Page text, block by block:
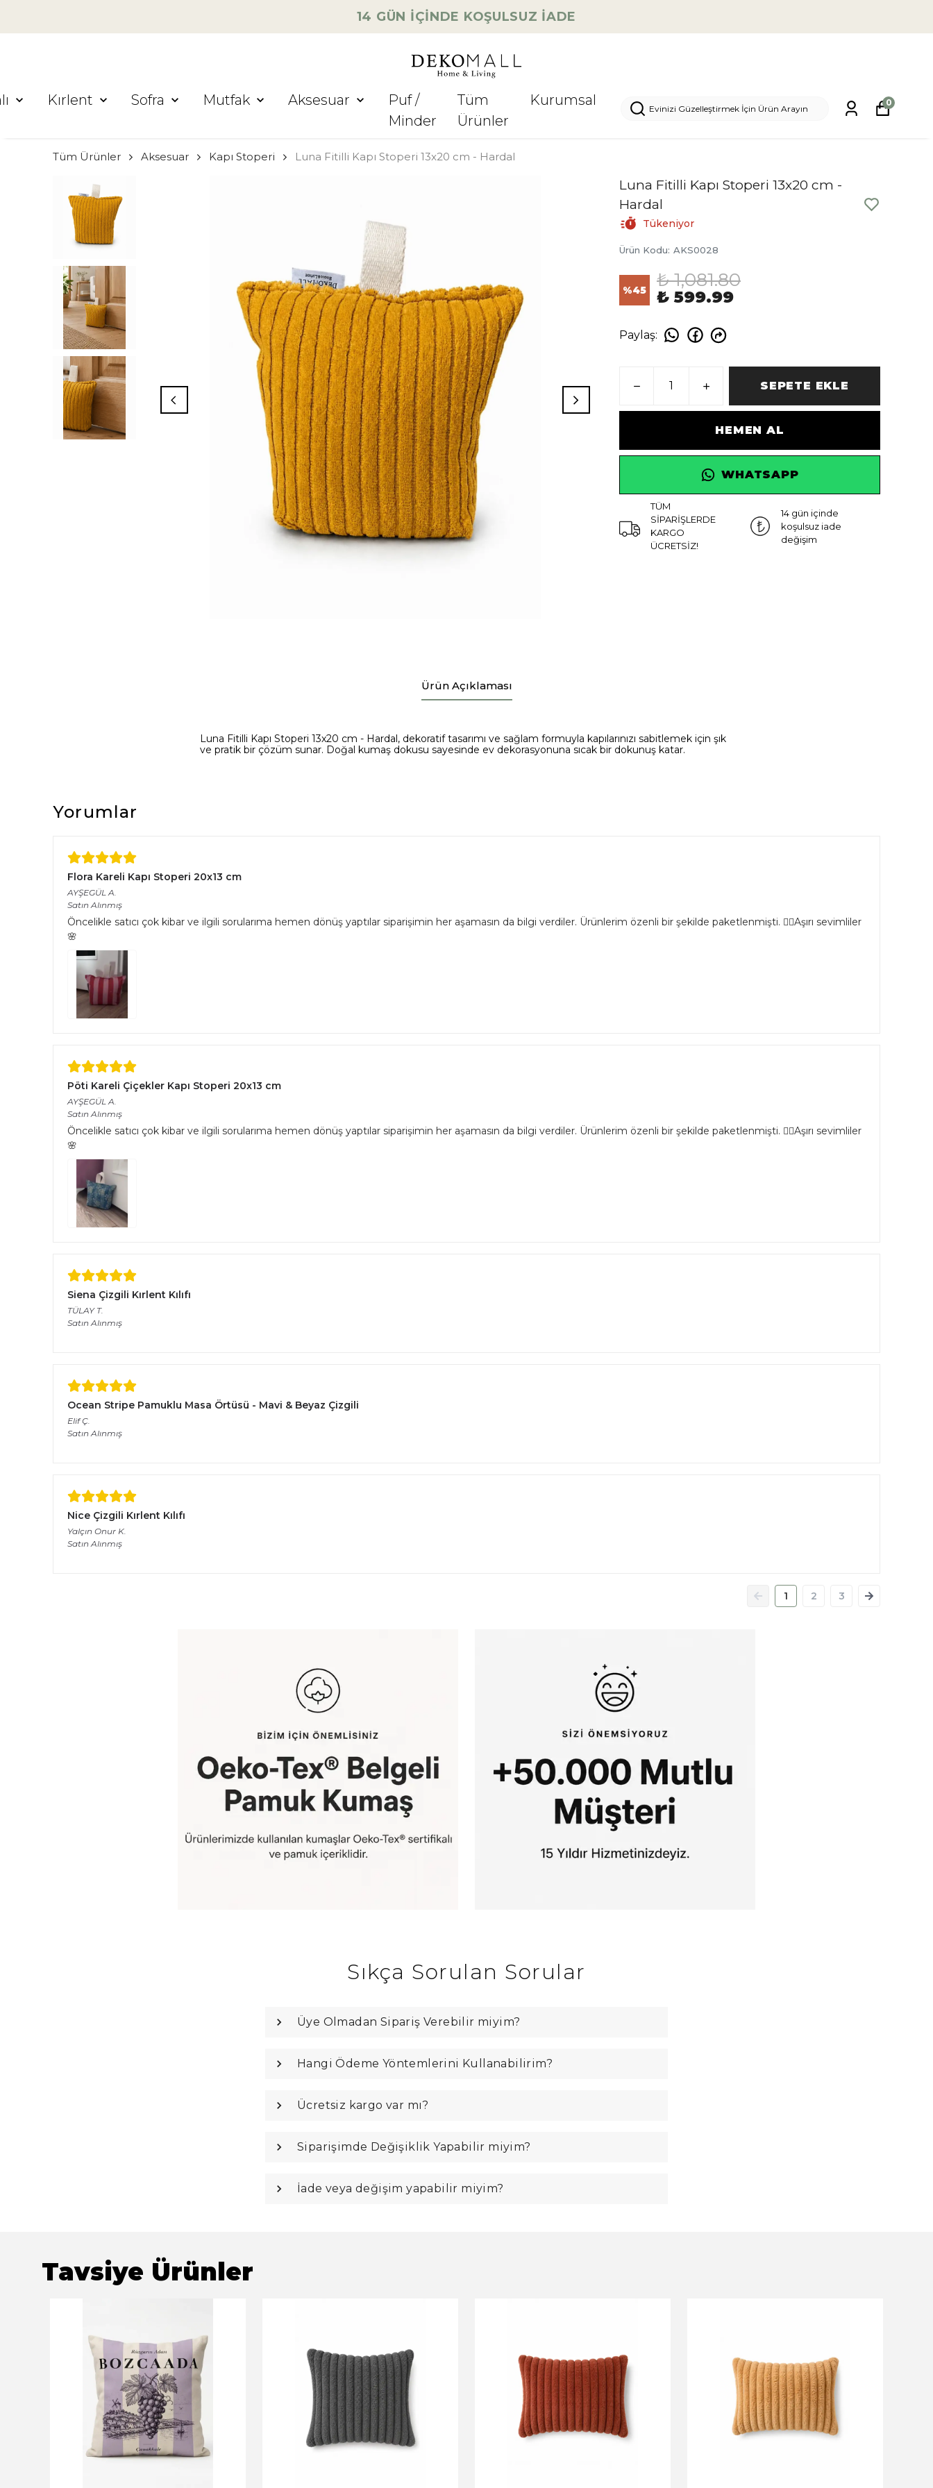
14 GÜN İÇİNDE KOŞULSUZ İADE
Kırlent Sofra Mutfak Aksesuar
Puf /
Minder
Tüm
Ürünler
Kurumsal 0
Tüm Ürünler Aksesuar Kapı Stoperi Luna Fitilli Kapı Stoperi 13x20 cm - Hardal
Luna Fitilli Kapı Stoperi 13x20 cm -
Hardal
Tükeniyor
Ürün Kodu: AKS0028
%45 ₺ 1,081.80
₺ 599.99
Paylaş:
SEPETE EKLE
HEMEN AL
WHATSAPP
TÜM
SİPARİŞLERDE
KARGO
ÜCRETSİZ!
14 gün içinde
koşulsuz iade
değişim
Ürün Açıklaması
Luna Fitilli Kapı Stoperi 13x20 cm - Hardal, dekoratif tasarımı ve sağlam formuyla kapılarınızı sabitlemek için şık
ve pratik bir çözüm sunar. Doğal kumaş dokusu sayesinde ev dekorasyonuna sıcak bir dokunuş katar.
Yorumlar
Flora Kareli Kapı Stoperi 20x13 cm
AYŞEGÜL A.
Satın Alınmış
Öncelikle satıcı çok kibar ve ilgili sorularıma hemen dönüş yaptılar siparişimin her aşamasın da bilgi verdiler. Ürünlerim özenli bir şekilde paketlenmişti. 👌🏻Aşırı sevimliler
🌸
Pöti Kareli Çiçekler Kapı Stoperi 20x13 cm
AYŞEGÜL A.
Satın Alınmış
Öncelikle satıcı çok kibar ve ilgili sorularıma hemen dönüş yaptılar siparişimin her aşamasın da bilgi verdiler. Ürünlerim özenli bir şekilde paketlenmişti. 👌🏻Aşırı sevimliler
🌸
Siena Çizgili Kırlent Kılıfı
TÜLAY T.
Satın Alınmış
Ocean Stripe Pamuklu Masa Örtüsü - Mavi & Beyaz Çizgili
Elif Ç.
Satın Alınmış
Nice Çizgili Kırlent Kılıfı
Yalçın Onur K.
Satın Alınmış
1 2 3
Sıkça Sorulan Sorular
Üye Olmadan Sipariş Verebilir miyim?
Hangi Ödeme Yöntemlerini Kullanabilirim?
Ücretsiz kargo var mı?
Siparişimde Değişiklik Yapabilir miyim?
İade veya değişim yapabilir miyim?
Tavsiye Ürünler